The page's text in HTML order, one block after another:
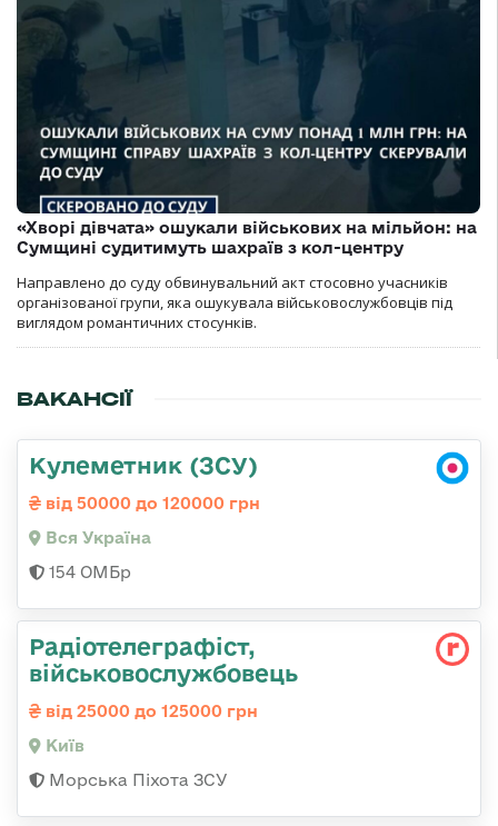
«Хворі дівчата» ошукали військових на мільйон: на
Сумщині судитимуть шахраїв з кол-центру
Направлено до суду обвинувальний акт стосовно учасників
організованої групи, яка ошукувала військовослужбовців під
виглядом романтичних стосунків.
ВАКАНСІЇ
Кулеметник (ЗСУ)
від 50000 до 120000 грн
Вся Україна
154 ОМБр
Радіотелеграфіст,
військовослужбовець
від 25000 до 125000 грн
Київ
Морська Піхота ЗСУ